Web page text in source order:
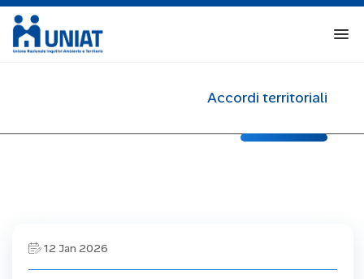
Accordi territoriali
12 Jan 2026